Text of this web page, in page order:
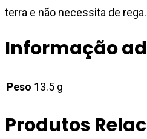
terra e não necessita de rega.
Informação
Peso 13.5 g
Produtos